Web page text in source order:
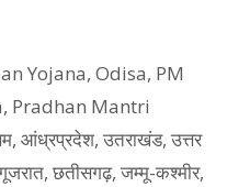
Yojana,Odisa, PM
, Pradhan Mantri
, आंध्रप्रदेश, उतराखंड, उत्तर
, छतीसगढ़, जम्मू-कश्मीर,